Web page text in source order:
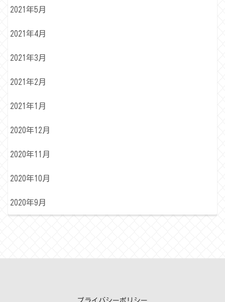
2021年5月
2021年4月
2021年3月
2021年2月
2021年1月
2020年12月
2020年11月
2020年10月
2020年9月
プライバシーポリシー